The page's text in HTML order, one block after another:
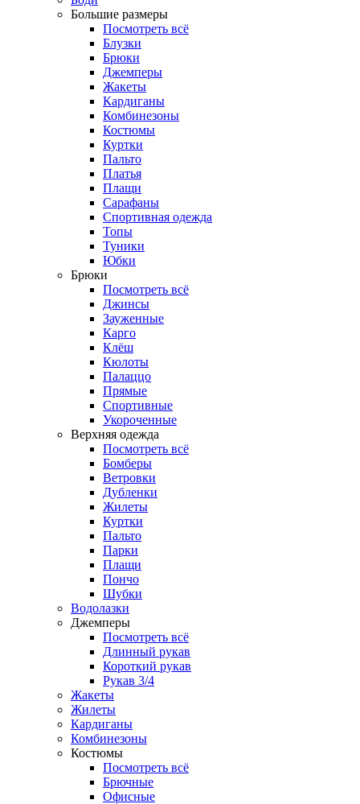
Большие размеры
Посмотреть всё
Блузки
Брюки
Джемперы
Жакеты
Кардиганы
Комбинезоны
Костюмы
Куртки
Пальто
Платья
Плащи
Сарафаны
Спортивная одежда
Топы
Туники
Юбки
Брюки
Посмотреть всё
Джинсы
Зауженные
Карго
Клёш
Кюлоты
Палаццо
Прямые
Спортивные
Укороченные
Верхняя одежда
Посмотреть всё
Бомберы
Ветровки
Дубленки
Жилеты
Куртки
Пальто
Парки
Плащи
Пончо
Шубки
Водолазки
Джемперы
Посмотреть всё
Длинный рукав
Короткий рукав
Рукав 3/4
Жакеты
Жилеты
Кардиганы
Комбинезоны
Костюмы
Посмотреть всё
Брючные
Офисные